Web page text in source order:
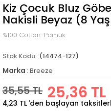
Kiz Çocuk Bluz
Nakisli Beyaz (8
%100 Cotton-Pamuk
(14474-127)
Marka : Breeze
35,55 TL 25,36 TL
4,23 TL 'den başlayan